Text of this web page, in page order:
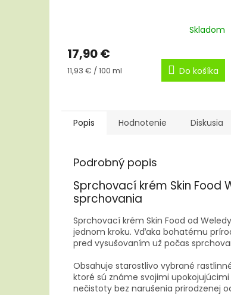
Skladom
17,90 €
Jednotková
11,93 € / 100 ml Do košíka
Popis Hodnotenie Diskusia
Podrobný popis
Sprchovací krém Skin
sprchovania
Sprchovací krém Skin Food od
jednom kroku. Vďaka bohatému
pred vysušovaním už počas
Obsahuje starostlivo vybrané
ktoré sú známe svojimi
nečistoty bez narušenia prirodzenej